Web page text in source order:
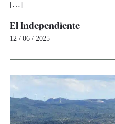
[…]
El Independiente
12 / 06 / 2025